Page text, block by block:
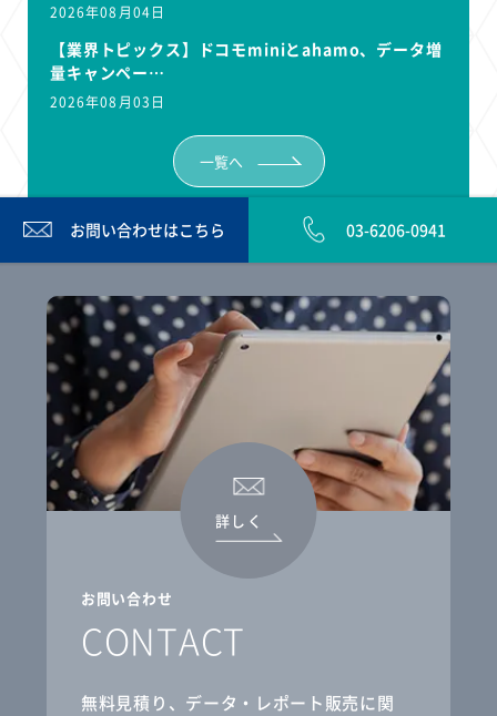
2026年08月04日
【業界トピックス】ドコモminiとahamo、データ増
量キャンペー…
2026年08月03日
一覧へ
お問い合わせはこちら 03-6206-0941
お問い合わせ
CONTACT
無料見積り、データ・レポート販売に関
詳しく